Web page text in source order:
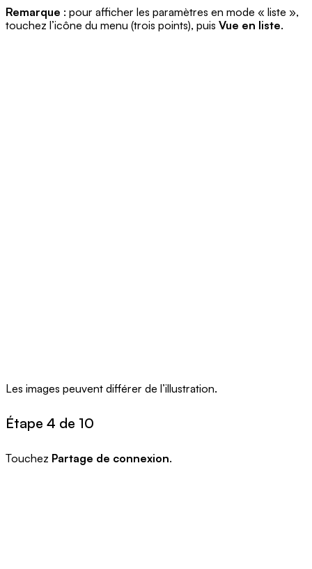
Remarque : pour afficher les paramètres en mode « liste »,
touchez l’icône du menu (trois points), puis Vue en liste.
Les images peuvent différer de l’illustration.
Étape 4 de 10
Touchez Partage de connexion.